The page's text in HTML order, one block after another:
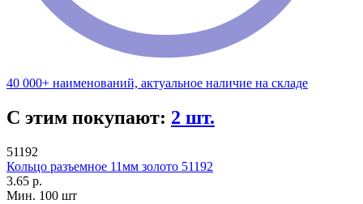
40 000+ наименований, актуальное наличие на складе
С этим покупают: 2 шт.
51192
Кольцо разъемное 11мм золото 51192
3.65 р.
Мин. 100 шт